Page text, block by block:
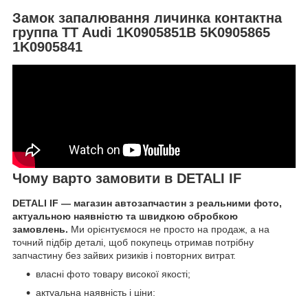
Замок запалювання личинка контактна
группа TT Audi 1K0905851B 5K0905865
1K0905841
Чому варто замовити в DETALI IF
DETALI IF — магазин автозапчастин з реальними фото,
актуальною наявністю та швидкою обробкою
замовлень. Ми орієнтуємося не просто на продаж, а на
точний підбір деталі, щоб покупець отримав потрібну
запчастину без зайвих ризиків і повторних витрат.
власні фото товару високої якості;
актуальна наявність і ціни;